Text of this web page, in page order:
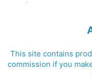
This site contains
commission if you